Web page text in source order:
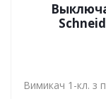
Вимикач 1-кл. з